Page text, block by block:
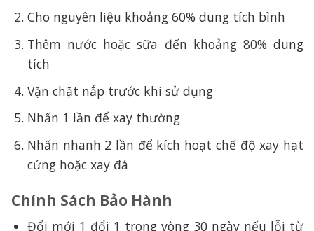
Cho nguyên liệu khoảng 60% dung tích bình
Thêm nước hoặc sữa đến khoảng 80% dung
tích
Vặn chặt nắp trước khi sử dụng
Nhấn 1 lần để xay thường
Nhấn nhanh 2 lần để kích hoạt chế độ xay hạt
cứng hoặc xay đá
Chính Sách Bảo Hành
Đổi mới 1 đổi 1 trong vòng 30 ngày nếu lỗi từ